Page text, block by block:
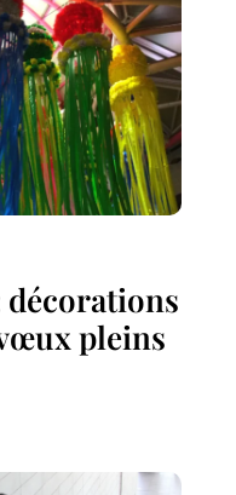
décorations
pleins